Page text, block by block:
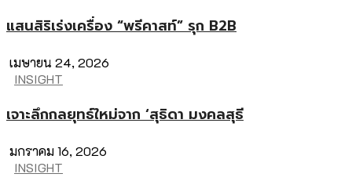
แสนสิริเร่งเครื่อง “พรีคาสท์” รุก B2B
เมษายน 24, 2026
INSIGHT
เจาะลึกกลยุทธ์ใหม่จาก ‘สุธิดา มงคลสุธี
มกราคม 16, 2026
INSIGHT